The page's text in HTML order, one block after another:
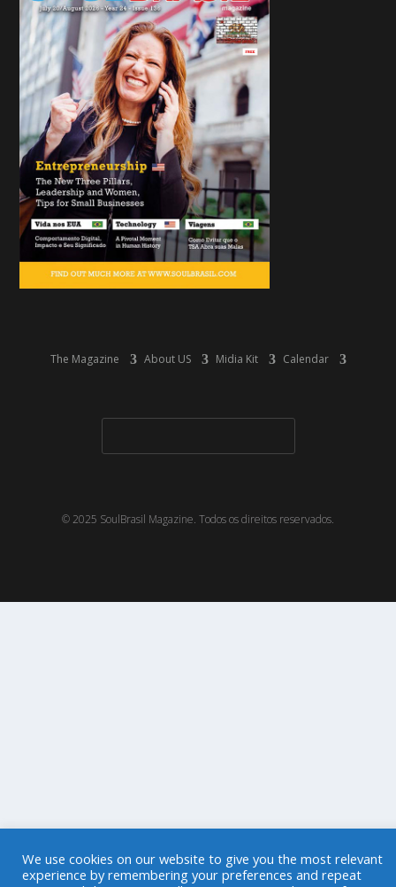
The Magazine About US Midia Kit Calendar
© 2025 SoulBrasil Magazine. Todos os direitos reservados.
We use cookies on our website to give you the most relevant
experience by remembering your preferences and repeat